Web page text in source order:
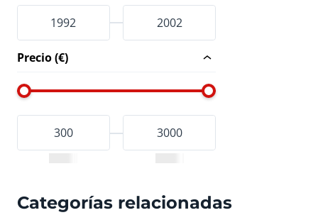
Precio (€)
Categorías relacionadas